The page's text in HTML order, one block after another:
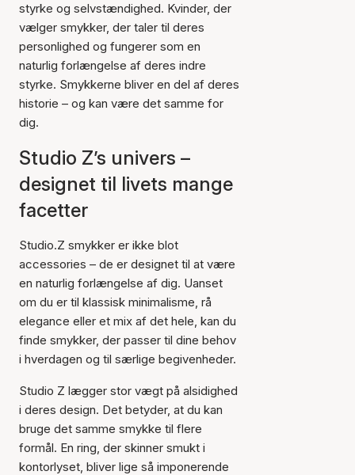
styrke og selvstændighed. Kvinder, der
vælger smykker, der taler til deres
personlighed og fungerer som en
naturlig forlængelse af deres indre
styrke. Smykkerne bliver en del af deres
historie – og kan være det samme for
dig.
Studio Z’s univers –
designet til livets mange
facetter
Studio.Z smykker er ikke blot
accessories – de er designet til at være
en naturlig forlængelse af dig. Uanset
om du er til klassisk minimalisme, rå
elegance eller et mix af det hele, kan du
finde smykker, der passer til dine behov
i hverdagen og til særlige begivenheder.
Studio Z lægger stor vægt på alsidighed
i deres design. Det betyder, at du kan
bruge det samme smykke til flere
formål. En ring, der skinner smukt i
kontorlyset, bliver lige så imponerende